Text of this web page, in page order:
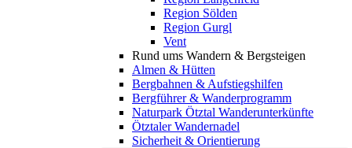
Region Sölden
Region Gurgl
Vent
Rund ums Wandern & Bergsteigen
Almen & Hütten
Bergbahnen & Aufstiegshilfen
Bergführer & Wanderprogramm
Naturpark Ötztal Wanderunterkünfte
Ötztaler Wandernadel
Sicherheit & Orientierung